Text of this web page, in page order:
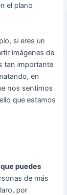
el plano
si eres un
imágenes de
tan importante
en
nos sentimos
que estamos
puedes
de más
por